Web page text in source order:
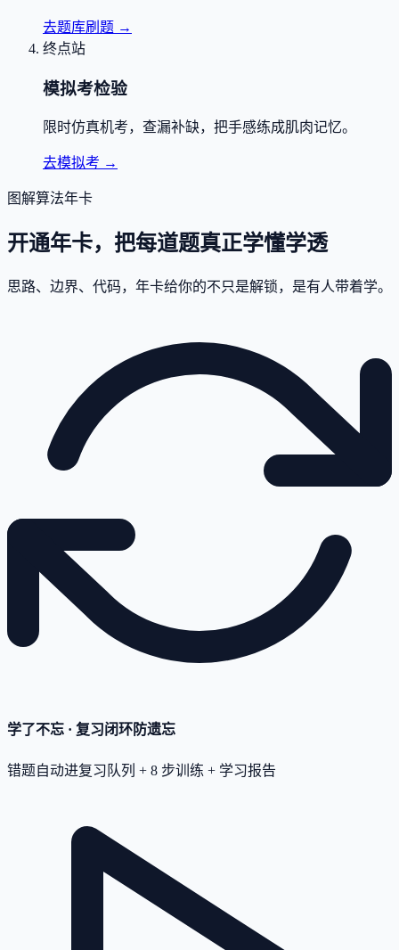
去题库刷题 →
终点站
模拟考检验
限时仿真机考，查漏补缺，把手感练成肌肉记忆。
去模拟考 →
图解算法年卡
开通年卡，把每道题真正学懂学透
思路、边界、代码，年卡给你的不只是解锁，是有人带着学。
学了不忘 · 复习闭环防遗忘
错题自动进复习队列 + 8 步训练 + 学习报告